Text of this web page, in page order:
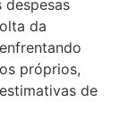
da
próprios,
de